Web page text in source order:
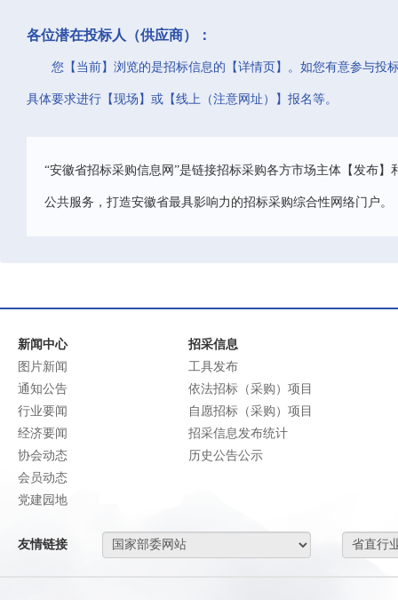
各位潜在投标人（供应商）：
您【当前】浏览的是招标信息的【详情页】。如您有意参与投
具体要求进行【现场】或【线上（注意网址）】报名等。
“安徽省招标采购信息网”是链接招标采购各方市场主体【发布
公共服务，打造安徽省最具影响力的招标采购综合性网络门户。
新闻中心
图片新闻
通知公告
行业要闻
经济要闻
协会动态
会员动态
党建园地
招采信息
工具发布
依法招标（采购）项目
自愿招标（采购）项目
招采信息发布统计
历史公告公示
友情链接